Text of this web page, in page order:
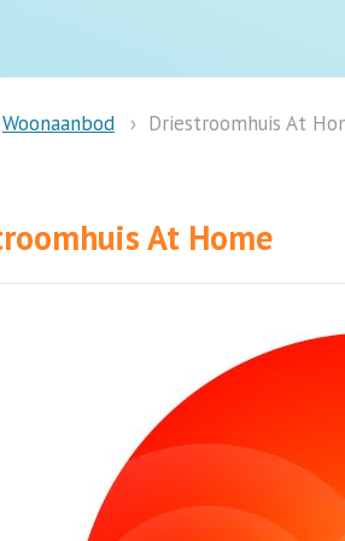
Woonaanbod Driestroomhuis At
At Home